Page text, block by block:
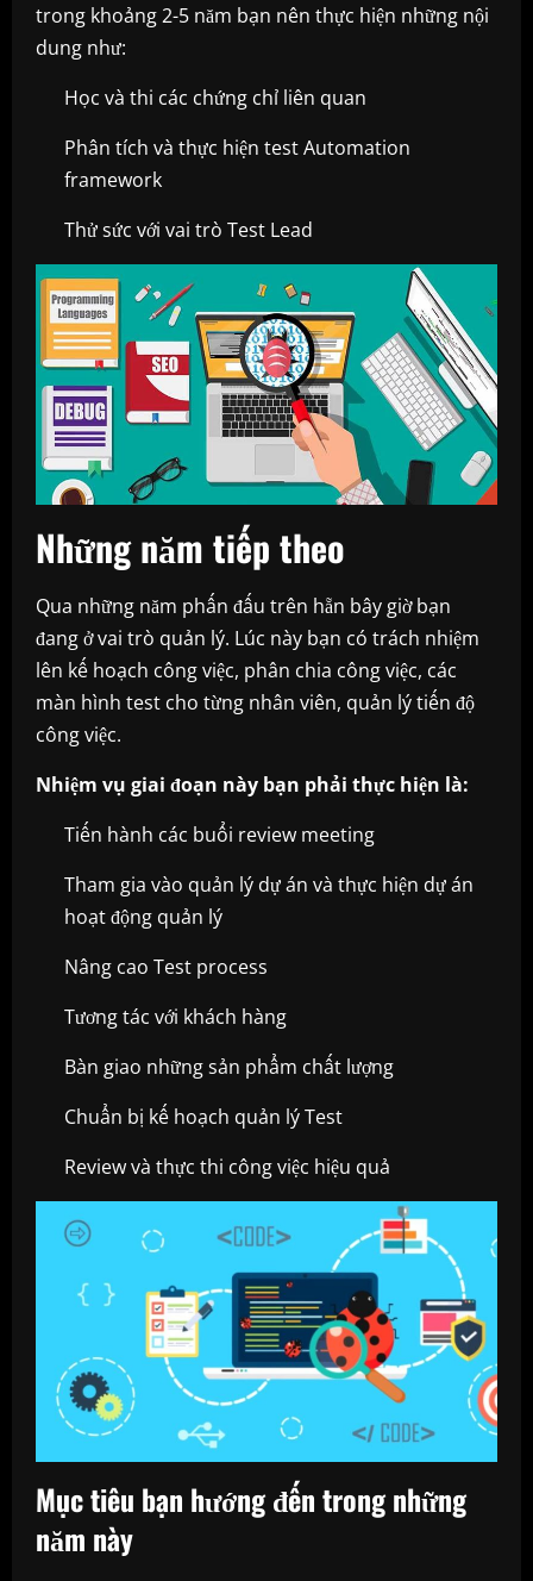
trong khoảng 2-5 năm bạn nên thực hiện những nội
dung như:
Học và thi các chứng chỉ liên quan
Phân tích và thực hiện test Automation
framework
Thử sức với vai trò Test Lead
Những năm tiếp theo
Qua những năm phấn đấu trên hẵn bây giờ bạn
đang ở vai trò quản lý. Lúc này bạn có trách nhiệm
lên kế hoạch công việc, phân chia công việc, các
màn hình test cho từng nhân viên, quản lý tiến độ
công việc.
Nhiệm vụ giai đoạn này bạn phải thực hiện là:
Tiến hành các buổi review meeting
Tham gia vào quản lý dự án và thực hiện dự án
hoạt động quản lý
Nâng cao Test process
Tương tác với khách hàng
Bàn giao những sản phẩm chất lượng
Chuẩn bị kế hoạch quản lý Test
Review và thực thi công việc hiệu quả
Mục tiêu bạn hướng đến trong những
năm này